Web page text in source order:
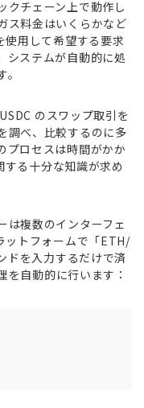
クチェーン上で動作し
ス料金はいくらかなど
使用して希望する要求
システムが自動的に処
のスワップ取引を
調べ、比較するのに多
プロセスは時間がかか
る十分な知識が求め
は複数のインターフェ
ットフォームで「ETH/
ドを入力するだけで済
を自動的に行います：